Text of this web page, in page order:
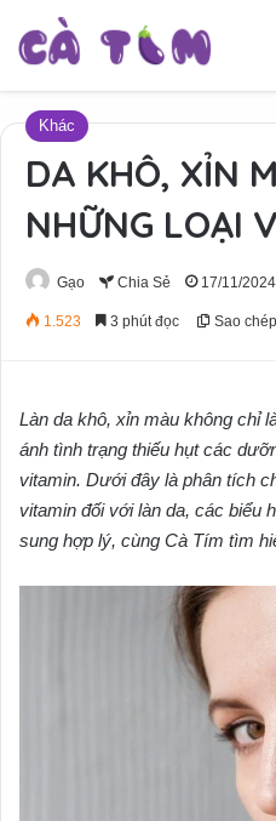
Khác
DA KHÔ, XỈN
NHỮNG LOẠI
Gạo Chia Sẻ 17/11/2024
1.523 3 phút đọc Sao chép
Làn da khô, xỉn màu không chỉ
ánh tình trạng thiếu hụt các
vitamin. Dưới đây là phân tích
vitamin đối với làn da, các biểu
sung hợp lý, cùng Cà Tím tìm